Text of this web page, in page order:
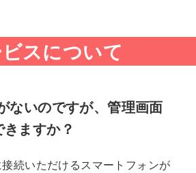
スについて
ないのですが、管理画面
ますか？
続いただけるスマートフォンが